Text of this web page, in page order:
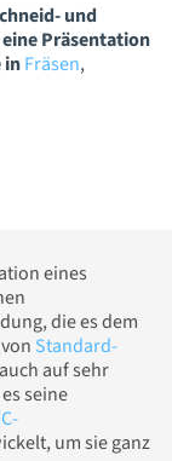
und
Präsentation
inFräsen,
eines
die es dem
Standard-
auf sehr
seine
um sie ganz